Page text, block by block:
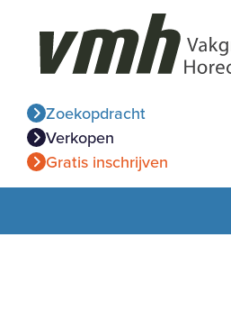
Zoekopdracht
Verkopen
Gratis inschrijven